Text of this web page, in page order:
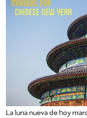
La luna nueva de hoy